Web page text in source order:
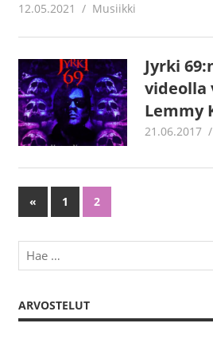
12.05.2021 Juha Kaunisto
Musiikki
Jyrki
videolla
Lemmy
21.06.2017
Artikkelien
selaus
« Previous
Posts
1 2
ARVOSTELUT